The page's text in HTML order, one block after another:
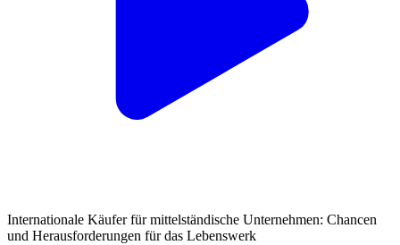
Internationale Käufer für mittelständische Unternehmen: Chancen
und Herausforderungen für das Lebenswerk